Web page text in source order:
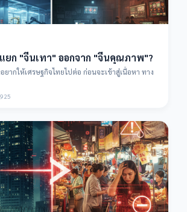
ยก "จีนเทา" ออกจาก "จีนคุณภาพ"?
รษฐกิจไทยไปต่อ ก่อนจะเข้าสู่เนื้อหา ทาง
925